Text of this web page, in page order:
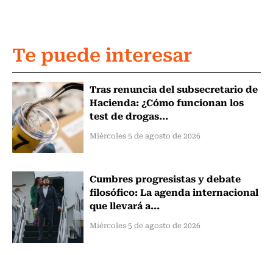
Te puede interesar
Tras renuncia del subsecretario de
Hacienda: ¿Cómo funcionan los
test de drogas...
Miércoles 5 de agosto de 2026
Cumbres progresistas y debate
filosófico: La agenda internacional
que llevará a...
Miércoles 5 de agosto de 2026